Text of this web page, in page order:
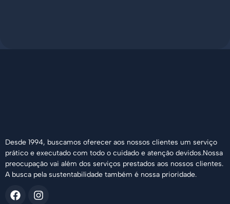
Desde 1994, buscamos oferecer aos nossos clientes um serviço
prático e executado com todo o cuidado e atenção devidos.Nossa
preocupação vai além dos serviços prestados aos nossos clientes.
A busca pela sustentabilidade também é nossa prioridade.